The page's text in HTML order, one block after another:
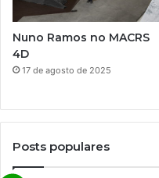
Nuno Ramos no MACRS
4D
17 de agosto de 2025
Posts populares